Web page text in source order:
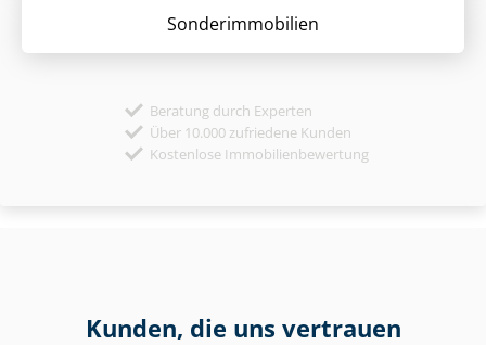
Sonder­immobilien
Beratung durch Experten
Über 10.000 zufriedene Kunden
Kostenlose Immobilienbewertung
Kunden, die uns vertrauen